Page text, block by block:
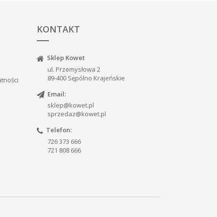
KONTAKT
Sklep Kowet
ul. Przemysłowa 2
89-400 Sępólno Krajeńskie
Email:
sklep@kowet.pl
sprzedaz@kowet.pl
Telefon:
726 373 666
721 808 666